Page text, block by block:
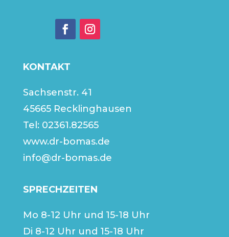
KONTAKT
Sachsenstr. 41
45665 Recklinghausen
Tel: 02361.82565
www.dr-bomas.de
info@dr-bomas.de
SPRECHZEITEN
Mo 8-12 Uhr und 15-18 Uhr
Di 8-12 Uhr und 15-18 Uhr